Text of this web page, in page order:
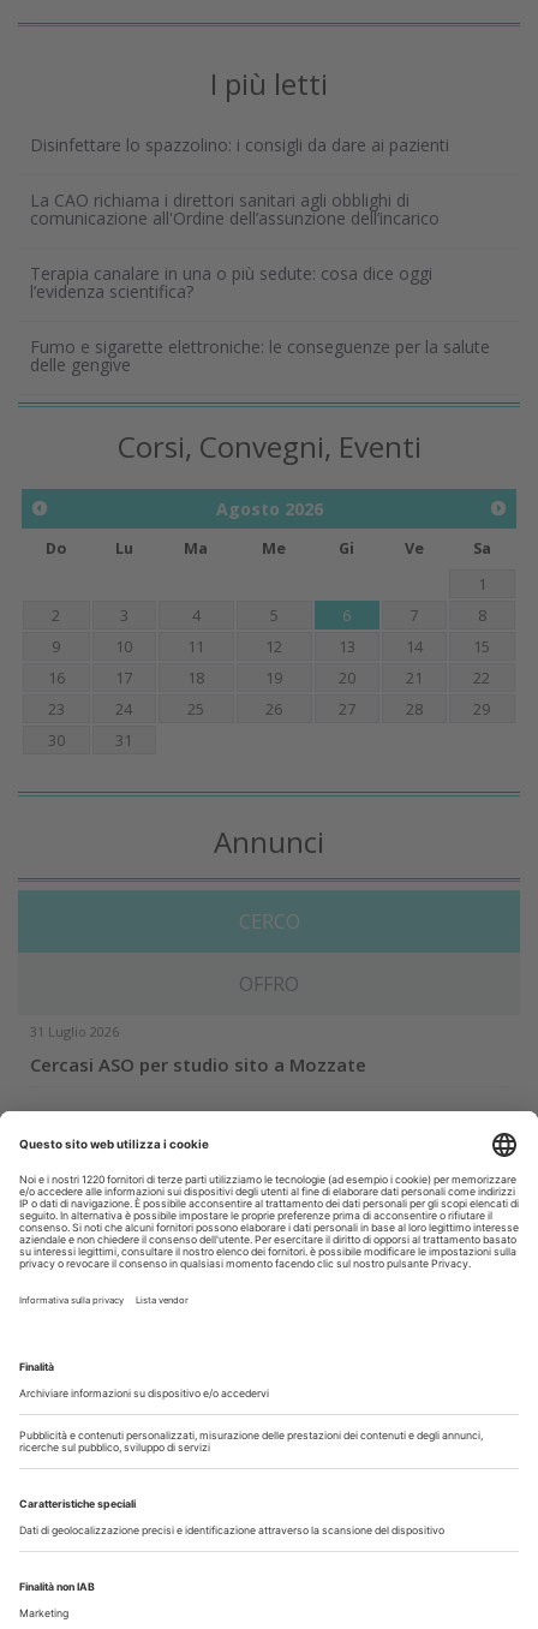
I più letti
Disinfettare lo spazzolino: i consigli da dare ai pazienti
La CAO richiama i direttori sanitari agli obblighi di
comunicazione all'Ordine dell’assunzione dell’incarico
Terapia canalare in una o più sedute: cosa dice oggi
l’evidenza scientifica?
Fumo e sigarette elettroniche: le conseguenze per la salute
delle gengive
Corsi, Convegni, Eventi
Agosto 2026
Do Lu Ma Me Gi Ve
Sa
1
2
3 4 5 6 7
8
9
10 11 12 13 14
15
16
17 18 19 20 21
22
23
24 25 26 27 28
29
30
31
Annunci
CERCO
OFFRO
31 Luglio 2026
Cercasi ASO per studio sito a Mozzate
30 Luglio 2026
Cercasi assistente alla poltrona in Cusago
30 Luglio 2026
Pistoia - studio cerca segretaria
Il flusso di lavoro dell’odontoiatra chairside
Odontoiatria33